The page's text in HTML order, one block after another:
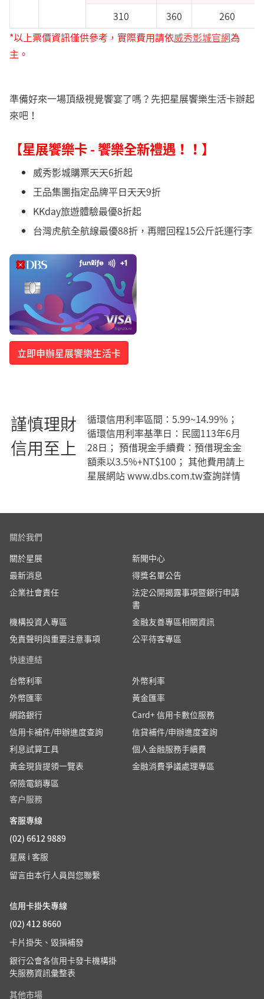
310 360
260
*以上票價資訊僅供參考，實際費用請依威秀影城官網為
主。
準備好來一場頂級視覺饗宴了嗎？先把星展饗樂生活卡辦起
來吧！
【星展饗樂卡 - 饗樂全新禮遇！！】
威秀影城購票天天6折起
王品集團指定品牌平日天天9折
KKday旅遊體驗最優8折起
台灣虎航全航線最優88折，再贈回程15公斤託運行李
立即申辦星展饗樂生活卡
謹慎理財
信用至上
循環信用利率區間：5.99~14.99%；
循環信用利率基準日：民國113年6月
28日； 預借現金手續費：預借現金金
額乘以3.5%+NT$100； 其他費用請上
星展網站 www.dbs.com.tw查詢詳情
關於我們
關於星展
新聞中心
最新消息
得獎名單公告
企業社會責任
法定公開揭露事項暨銀行申請
書
機構投資人專區
金融友善專區相關資訊
免責聲明與重要注意事項
公平待客專區
快速連結
台幣利率
外幣利率
外幣匯率
黃金匯率
網路銀行
Card+ 信用卡數位服務
信用卡補件/申辦進度查詢
信貸補件/申辦進度查詢
利息試算工具
個人金融服務手續費
黃金現貨提領一覽表
金融消費爭議處理專區
保險電銷專區
客户服務
客服專線
(02) 6612 9889
星展 i 客服
留言由本行人員與您聯繫
信用卡掛失專線
(02) 412 8660
卡片掛失、毀損補發
銀行公會各信用卡發卡機構掛
失服務資訊彙整表
其他市場